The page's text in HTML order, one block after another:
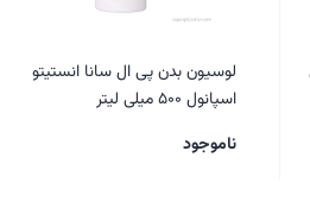
لوسیون بدن پی ال سانا انستیتو
اسپانول 500 میلی لیتر
ناموجود